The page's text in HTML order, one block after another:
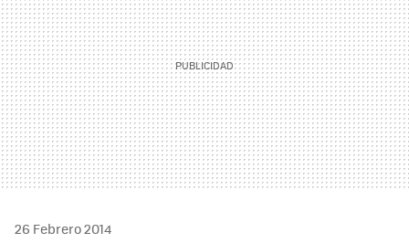
26 Febrero 2014